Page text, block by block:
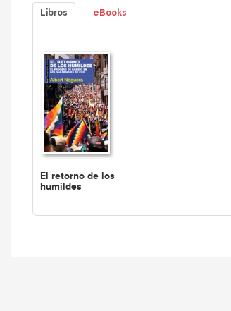
Libros eBooks
El retorno de los
humildes